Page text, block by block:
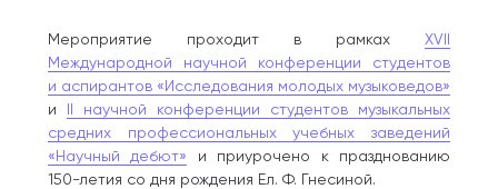
Мероприятие проходит в рамках XVII
Международной научной конференции студентов
и аспирантов «Исследования молодых музыковедов»
и II научной конференции студентов музыкальных
средних профессиональных учебных заведений
«Научный дебют» и приурочено к празднованию
150-летия со дня рождения Ел. Ф. Гнесиной.